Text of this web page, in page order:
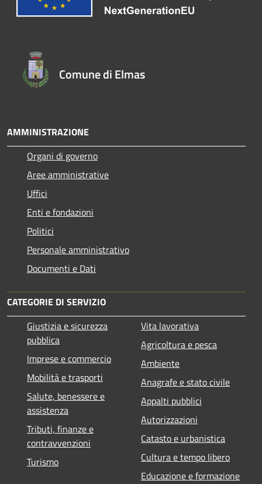
Comune di Elmas
AMMINISTRAZIONE
Organi di governo
Aree amministrative
Uffici
Enti e fondazioni
Politici
Personale amministrativo
Documenti e Dati
CATEGORIE DI SERVIZIO
Giustizia e sicurezza
pubblica
Imprese e commercio
Mobilità e trasporti
Salute, benessere e
assistenza
Tributi, finanze e
contravvenzioni
Turismo
Vita lavorativa
Agricoltura e pesca
Ambiente
Anagrafe e stato civile
Appalti pubblici
Autorizzazioni
Catasto e urbanistica
Cultura e tempo libero
Educazione e formazione